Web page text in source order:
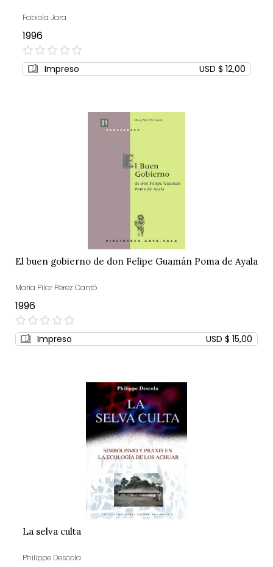
Fabiola Jara
1996
0%
Impreso USD $ 12,00
El buen gobierno de don Felipe Guamán Poma de Ayala
María Pilar Pérez Cantó
1996
0%
Impreso USD $ 15,00
La selva culta
Philippe Descola